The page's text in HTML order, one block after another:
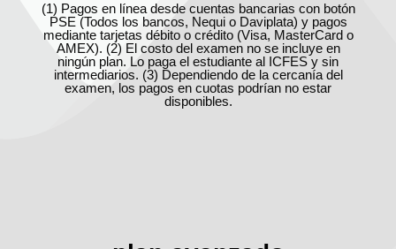
(1) Pagos en línea desde cuentas bancarias con botón
PSE (Todos los bancos, Nequi o Daviplata) y pagos
mediante tarjetas débito o crédito (Visa, MasterCard o
AMEX). (2) El costo del examen no se incluye en
ningún plan. Lo paga el estudiante al ICFES y sin
intermediarios. (3) Dependiendo de la cercanía del
examen, los pagos en cuotas podrían no estar
disponibles.